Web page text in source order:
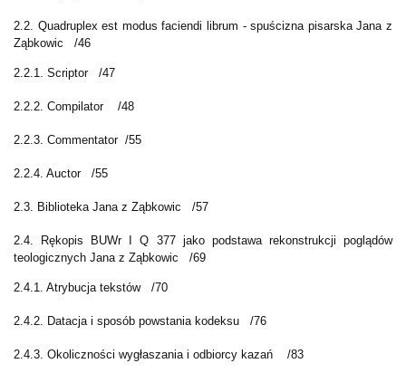
2.2. Quadruplex est modus faciendi librum - spuścizna pisarska Jana z
Ząbkowic
/46
2.2.1. Scriptor /47
2.2.2. Compilator /48
2.2.3. Commentator /55
2.2.4. Auctor /55
2.3. Biblioteka Jana z Ząbkowic /57
2.4. Rękopis BUWr I Q 377 jako podstawa rekonstrukcji poglądów
teologicznych Jana z Ząbkowic
/69
2.4.1. Atrybucja tekstów /70
2.4.2. Datacja i sposób powstania kodeksu /76
2.4.3. Okoliczności wygłaszania i odbiorcy kazań /83